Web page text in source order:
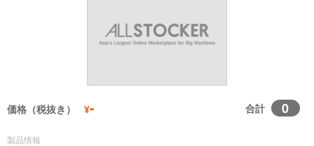
価格（税抜き） ¥- 合計 0
製品情報